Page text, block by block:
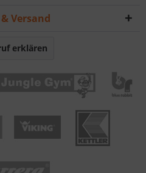
Versand
erklären